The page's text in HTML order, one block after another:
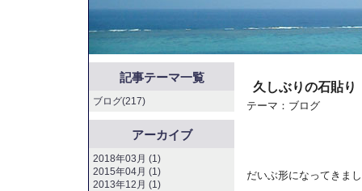
久しぶりの石貼り
テーマ： ブログ
だいぶ形になってきま
記事テーマ一覧
ブログ(217)
アーカイブ
2018年03月 (1)
2015年04月 (1)
2013年12月 (1)